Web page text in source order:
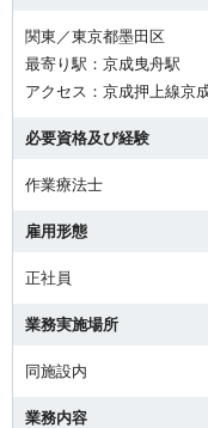
関東／東京都墨田区
最寄り駅：京成曳舟駅
アクセス：京成押上線京
必要資格及び経験
作業療法士
雇用形態
正社員
業務実施場所
同施設内
業務内容